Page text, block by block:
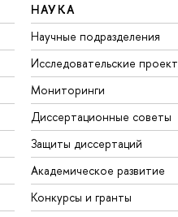
НАУКА
Научные подразделения
Исследовательские
Мониторинги
Диссертационные советы
Защиты диссертаций
Академическое развитие
Конкурсы и гранты